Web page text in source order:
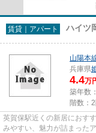
賃貸｜アパート ハイツ
山陽本
兵庫県
4.4万
築年数
階数：
英賀保駅近くの新居におす
みやすい、魅力が詰まった